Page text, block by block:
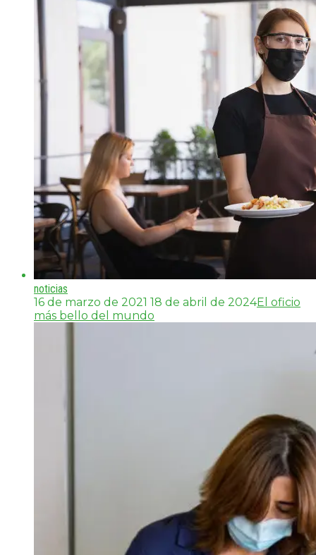
noticias
16 de marzo de 2021 18 de abril de 2024El oficio
más bello del mundo